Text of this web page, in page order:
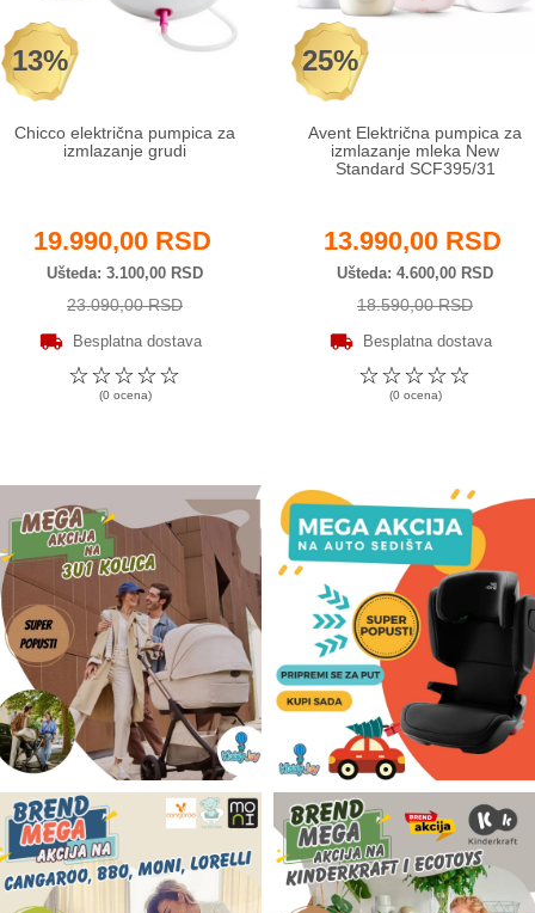
13%
Chicco električna pumpica za
izmlazanje grudi
19.990,00 RSD
Ušteda 3.100,00 RSD
23.090,00 RSD
Besplatna dostava
☆
☆
☆
☆
☆
(0 ocena)
25%
Avent Električna pumpica za
izmlazanje mleka New
Standard SCF395/31
13.990,00 RSD
Ušteda 4.600,00 RSD
18.590,00 RSD
Besplatna dostava
☆
☆
☆
☆
☆
(0 ocena)